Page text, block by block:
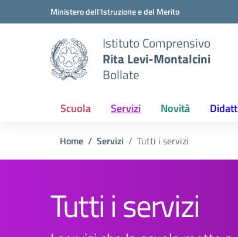
Vai ai contenuti
Vai al menu di navigazioneMinistero dell'Istruzione e del Merito
Istituto Comprensivo
Rita Levi-Montalcini
Bollate
Scuola Servizi Novità
Home Servizi Tutti i servizi
Tutti i servizi